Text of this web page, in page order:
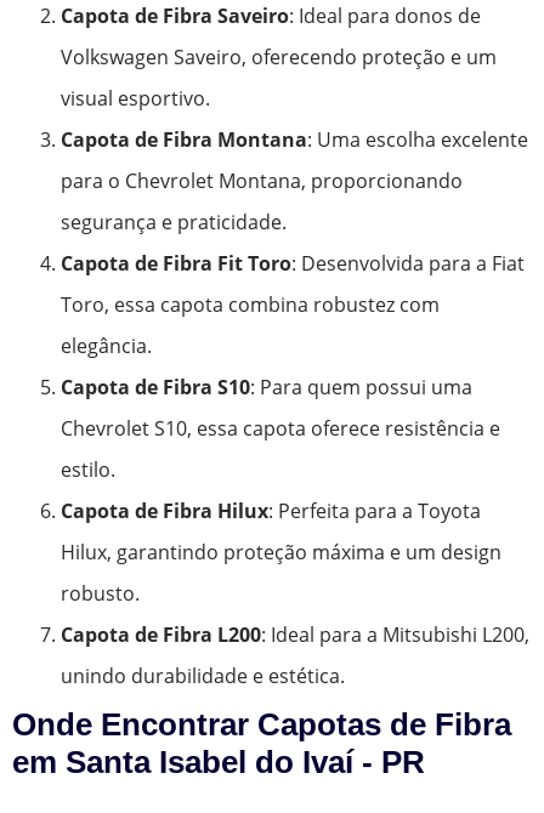
Capota de Fibra Saveiro: Ideal para donos de
Volkswagen Saveiro, oferecendo proteção e um
visual esportivo.
Capota de Fibra Montana: Uma escolha excelente
para o Chevrolet Montana, proporcionando
segurança e praticidade.
Capota de Fibra Fit Toro: Desenvolvida para a Fiat
Toro, essa capota combina robustez com
elegância.
Capota de Fibra S10: Para quem possui uma
Chevrolet S10, essa capota oferece resistência e
estilo.
Capota de Fibra Hilux: Perfeita para a Toyota
Hilux, garantindo proteção máxima e um design
robusto.
Capota de Fibra L200: Ideal para a Mitsubishi L200,
unindo durabilidade e estética.
Onde Encontrar Capotas de Fibra
em Santa Isabel do Ivaí - PR